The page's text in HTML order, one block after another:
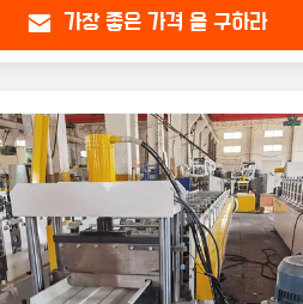
가장 좋은 가격 을 구하라